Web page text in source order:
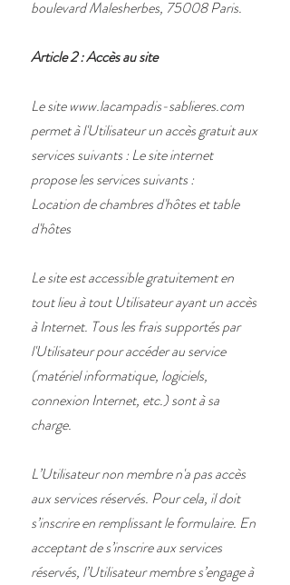
boulevard Malesherbes, 75008 Paris.
Article 2 : Accès au site
Le sitewww.lacampadis-sablieres.com
permet à l'Utilisateur un accès gratuit aux
services suivants : Le site internet
propose les services suivants :
Location de chambres d'hôtes et table
d'hôtes
Le site est accessible gratuitement en
tout lieu à tout Utilisateur ayant un accès
à Internet. Tous les frais supportés par
l'Utilisateur pour accéder au service
(matériel informatique, logiciels,
connexion Internet, etc.) sont à sa
charge.
L’Utilisateur non membre n'a pas accès
aux services réservés. Pour cela, il doit
s’inscrire en remplissant le formulaire. En
acceptant de s’inscrire aux services
réservés, l’Utilisateur membre s’engage à